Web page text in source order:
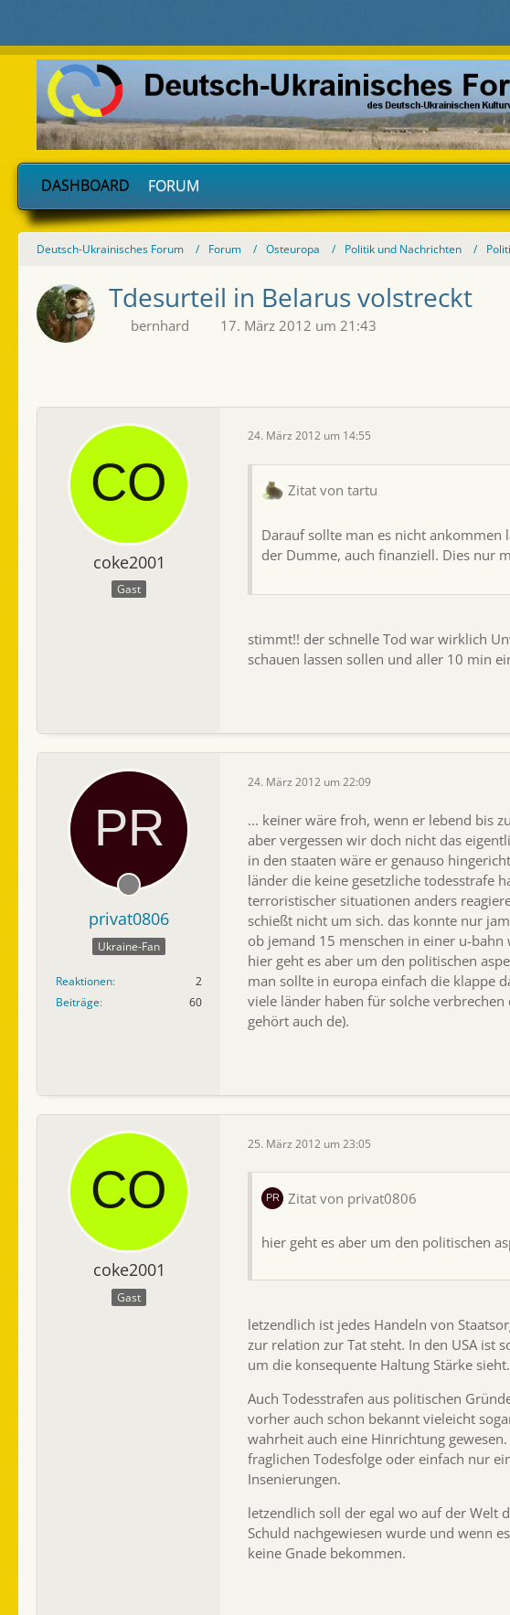
DASHBOARD FORUM
Deutsch-Ukrainisches Forum Forum Osteuropa Politik und Nachrichten
Tdesurteil in Belarus volstreckt
bernhard 17. März 2012 um 21:43
coke2001
Gast
24. März 2012 um 14:55
Zitat von tartu
Darauf sollte man es nicht
der Dumme, auch finanziell. Dies nur
stimmt!! der schnelle Tod war wirklich
schauen lassen sollen und aller 10 min
privat0806
Ukraine-Fan
Reaktionen
2
Beiträge
60
24. März 2012 um 22:09
... keiner wäre froh, wenn er lebend bis
aber vergessen wir doch nicht das
in den staaten wäre er genauso
länder die keine gesetzliche todesstrafe
terroristischer situationen anders
schießt nicht um sich. das konnte nur
ob jemand 15 menschen in einer u-
hier geht es aber um den politischen
man sollte in europa einfach die klappe
viele länder haben für solche
gehört auch de).
coke2001
Gast
25. März 2012 um 23:05
Zitat von privat0806
hier geht es aber um den politischen
letzendlich ist jedes Handeln von
zur relation zur Tat steht. In den USA ist
um die konsequente Haltung Stärke sieht.
Auch Todesstrafen aus politischen
vorher auch schon bekannt vieleicht
wahrheit auch eine Hinrichtung
fraglichen Todesfolge oder einfach nur
Insenierungen.
letzendlich soll der egal wo auf der Welt
Schuld nachgewiesen wurde und wenn
keine Gnade bekommen.